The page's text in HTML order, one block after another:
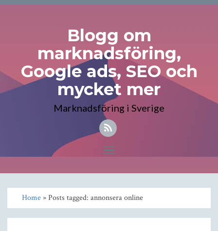
Blogg om
marknadsföring,
Google ads, SEO och
mycket mer
Marknadsföring i Sverige
Toggle
Home» Posts tagged: annonsera online